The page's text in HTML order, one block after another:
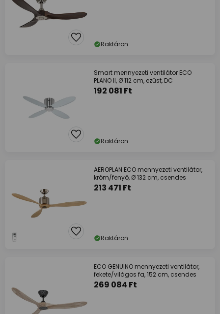
Raktáron
Smart mennyezeti ventilátor ECO
PLANO II, Ø 112 cm, ezüst, DC
192 081 Ft
Raktáron
AEROPLAN ECO mennyezeti ventilátor,
króm/fenyő, Ø 132 cm, csendes
213 471 Ft
Raktáron
ECO GENUINO mennyezeti ventilátor,
fekete/világos fa, 152 cm, csendes
269 084 Ft